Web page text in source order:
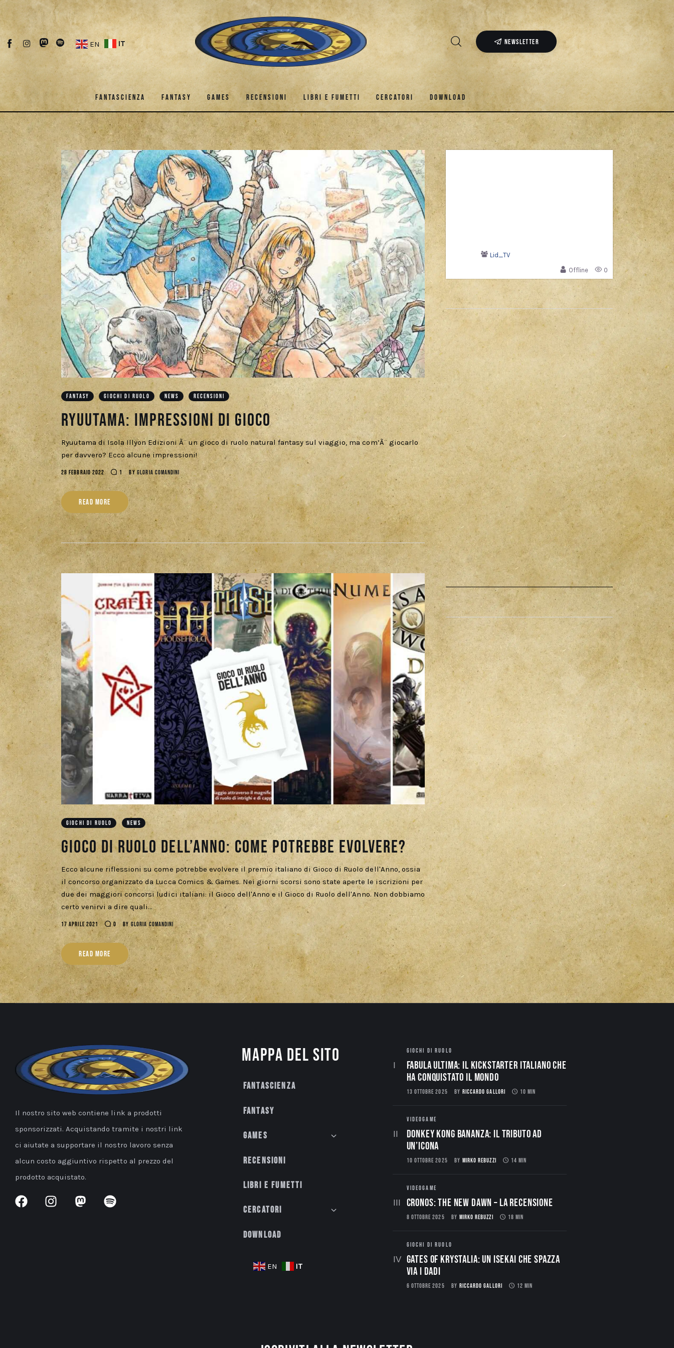
EN IT NEWSLETTER
FANTASCIENZA FANTASY GAMES RECENSIONI LIBRI E FUMETTI CERCATORI DOWNLOAD
FANTASCIENZA FANTASY GAMES RECENSIONI LIBRI E FUMETTI CERCATORI
Fantascienza
Fantasy
Recensioni
Libri e fumetti
Cercatori
Download
FANTASY GIOCHI DI RUOLO NEWS RECENSIONI
Ryuutama: impressioni di gioco
Ryuutama di Isola Illyon Edizioni Ã¨ un gioco di ruolo natural fantasy sul viaggio, ma com’Ã¨ giocarlo
per davvero? Ecco alcune impressioni!
28 FEBBRAIO 2022 1 BY GLORIA COMANDINI
READ MORE
GIOCHI DI RUOLO NEWS
Gioco di ruolo dell’anno: come potrebbe evolvere?
Ecco alcune riflessioni su come potrebbe evolvere il premio italiano di Gioco di Ruolo dell'Anno, ossia
il concorso organizzato da Lucca Comics & Games. Nei giorni scorsi sono state aperte le iscrizioni per
due dei maggiori concorsi ludici italiani: il Gioco dell'Anno e il Gioco di Ruolo dell'Anno. Non dobbiamo
certo venirvi a dire quali…
17 APRILE 2021 0 BY GLORIA COMANDINI
READ MORE
Lid_TV
Offline
0
Il nostro sito web contiene link a prodotti
sponsorizzati. Acquistando tramite i nostri link
ci aiutate a supportare il nostro lavoro senza
alcun costo aggiuntivo rispetto al prezzo del
prodotto acquistato.
Mappa del sito
Fantascienza
Fantasy
Games
Recensioni
Libri e fumetti
Cercatori
Download
EN IT
GIOCHI DI RUOLO
Fabula Ultima: il Kickstarter italiano che
ha conquistato il mondo
13 OTTOBRE 2025 BY RICCARDO GALLORI 10 MIN
VIDEOGAME
Donkey Kong Bananza: Il Tributo ad
un’Icona
10 OTTOBRE 2025 BY MIRKO REBUZZI 14 MIN
VIDEOGAME
CRONOS: THE NEW DAWN – La Recensione
8 OTTOBRE 2025 BY MIRKO REBUZZI 18 MIN
GIOCHI DI RUOLO
Gates of Krystalia: Un Isekai che spazza
via i dadi
6 OTTOBRE 2025 BY RICCARDO GALLORI 12 MIN